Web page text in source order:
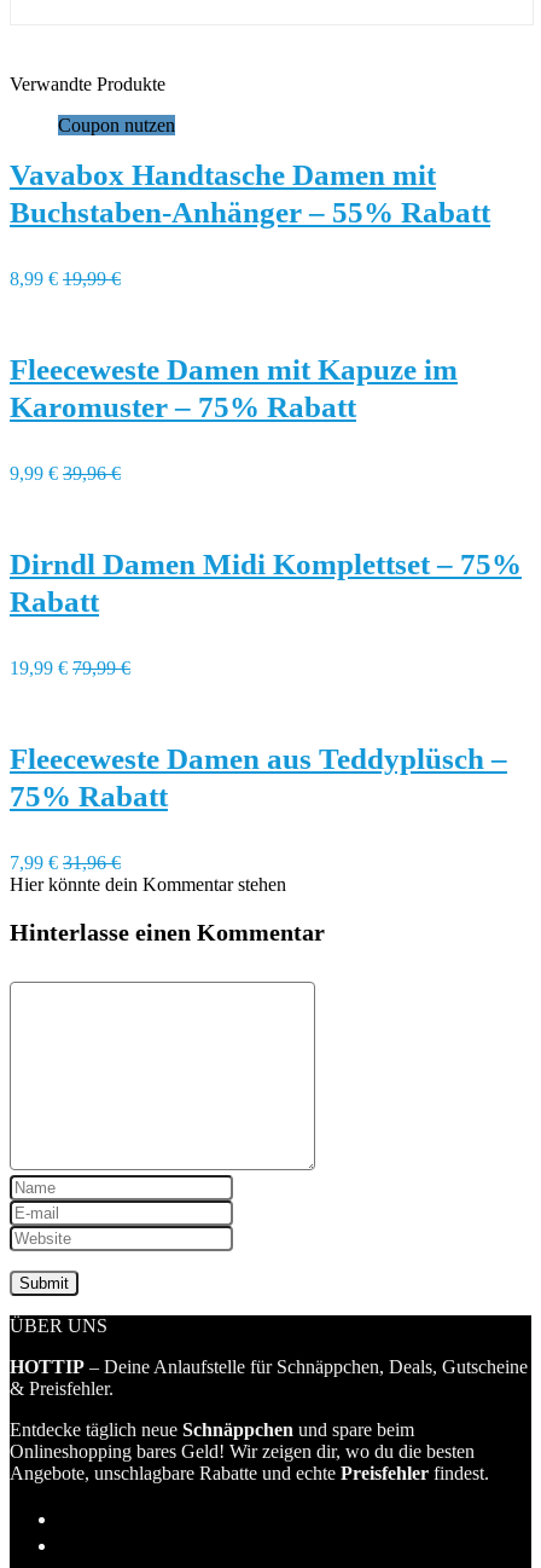
Verwandte Produkte
Coupon nutzen
Vavabox Handtasche Damen mit
Buchstaben-Anhänger – 55% Rabatt
8,99 € 19,99 €
Fleeceweste Damen mit Kapuze im
Karomuster – 75% Rabatt
9,99 € 39,96 €
Dirndl Damen Midi Komplettset – 75%
Rabatt
19,99 € 79,99 €
Fleeceweste Damen aus Teddyplüsch –
75% Rabatt
7,99 € 31,96 €
Hier könnte dein Kommentar stehen
Hinterlasse einen Kommentar
ÜBER UNS
HOTTIP – Deine Anlaufstelle für Schnäppchen, Deals, Gutscheine
& Preisfehler.
Entdecke täglich neue Schnäppchen und spare beim
Onlineshopping bares Geld! Wir zeigen dir, wo du die besten
Angebote, unschlagbare Rabatte und echte Preisfehler findest.